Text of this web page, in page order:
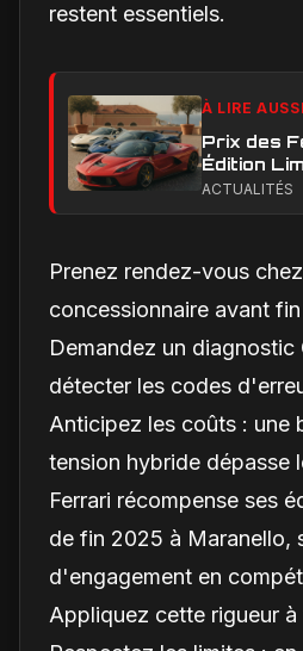
restent essentiels.
À LIRE AUSSI
Prix des
Édition
Combien
ACTUALITÉS
Prenez rendez-vous
concessionnaire avant
Demandez un diagnostic
détecter les codes
Anticipez les coûts : une
tension hybride dépasse
Ferrari récompense ses
de fin 2025 à Maranello,
d'engagement en
Appliquez cette rigueur à